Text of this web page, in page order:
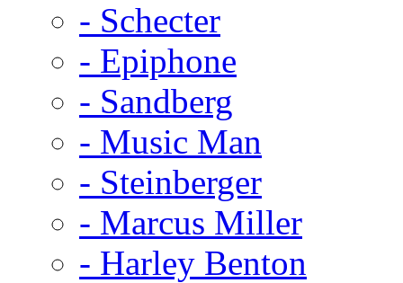
- Schecter
- Epiphone
- Sandberg
- Music Man
- Steinberger
- Marcus Miller
- Harley Benton